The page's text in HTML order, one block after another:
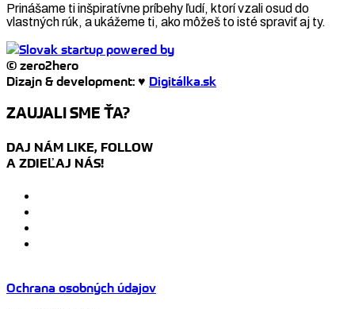
Prinášame ti inšpiratívne príbehy ľudí, ktorí vzali osud do
vlastných rúk, a ukážeme ti, ako môžeš to isté spraviť aj ty.
© zero2hero
Dizajn & development: ♥ Digitálka.sk
ZAUJALI SME ŤA?
DAJ NÁM LIKE, FOLLOW
A ZDIEĽAJ NÁS!
Ochrana osobných údajov